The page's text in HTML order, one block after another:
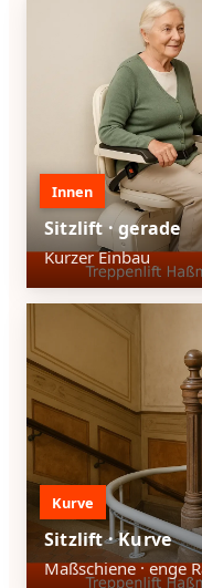
Innen
Sitzlift · gerade
Kurzer Einbau
Kurve
Sitzlift · Kurve
Maßschiene · enge